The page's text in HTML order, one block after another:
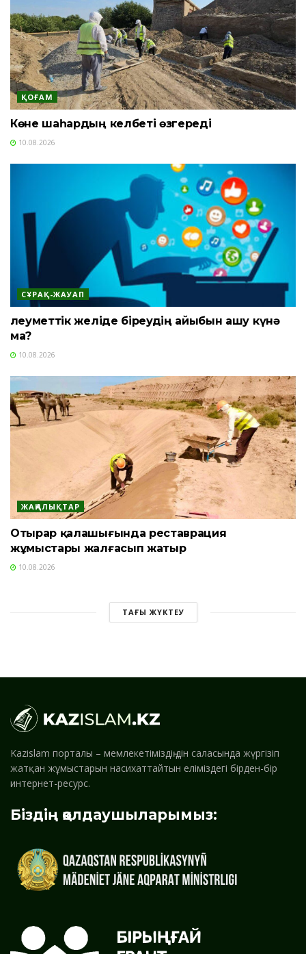
ҚОҒАМ
Көне шаһардың келбеті өзгереді
10.08.2026
СҰРАҚ-ЖАУАП
Әлеуметтік желіде біреудің айыбын ашу күнә
ма?
10.08.2026
ЖАҢАЛЫҚТАР
Отырар қалашығында реставрация
жұмыстары жалғасып жатыр
10.08.2026
ТАҒЫ ЖҮКТЕУ
Kazislam порталы – мемлекетіміздің дін саласында жүргізіп
жатқан жұмыстарын насихаттайтын еліміздегі бірден-бір
интернет-ресурс.
Біздің қолдаушыларымыз: